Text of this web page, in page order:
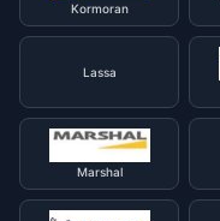
Kormoran
Lassa
Marshal